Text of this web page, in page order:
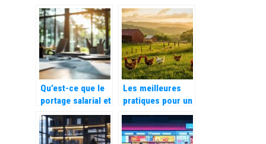
atout pour les
entreprises
en ligne pour une
gestion
d’entreprise
optimisée
Qu’est-ce que le
portage salarial et
comment
fonctionne-t-il ?
Les meilleures
pratiques pour un
élevage de
volailles
responsable et